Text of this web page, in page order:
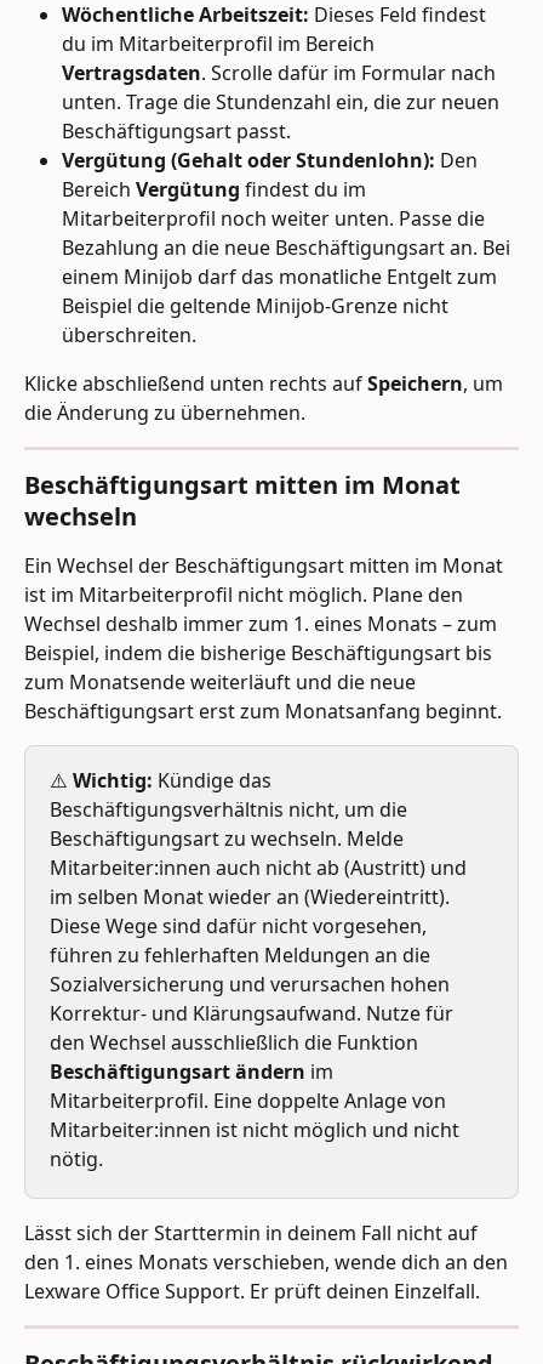
Wöchentliche Arbeitszeit: Dieses Feld findest
du im Mitarbeiterprofil im Bereich
Vertragsdaten. Scrolle dafür im Formular nach
unten. Trage die Stundenzahl ein, die zur neuen
Beschäftigungsart passt.
Vergütung (Gehalt oder Stundenlohn): Den
Bereich Vergütung findest du im
Mitarbeiterprofil noch weiter unten. Passe die
Bezahlung an die neue Beschäftigungsart an. Bei
einem Minijob darf das monatliche Entgelt zum
Beispiel die geltende Minijob-Grenze nicht
überschreiten.
Klicke abschließend unten rechts auf Speichern, um
die Änderung zu übernehmen.
Beschäftigungsart mitten im Monat
wechseln
Ein Wechsel der Beschäftigungsart mitten im Monat
ist im Mitarbeiterprofil nicht möglich. Plane den
Wechsel deshalb immer zum 1. eines Monats – zum
Beispiel, indem die bisherige Beschäftigungsart bis
zum Monatsende weiterläuft und die neue
Beschäftigungsart erst zum Monatsanfang beginnt.
⚠️ Wichtig: Kündige das
Beschäftigungsverhältnis nicht, um die
Beschäftigungsart zu wechseln. Melde
Mitarbeiter:innen auch nicht ab (Austritt) und
im selben Monat wieder an (Wiedereintritt).
Diese Wege sind dafür nicht vorgesehen,
führen zu fehlerhaften Meldungen an die
Sozialversicherung und verursachen hohen
Korrektur- und Klärungsaufwand. Nutze für
den Wechsel ausschließlich die Funktion
Beschäftigungsart ändern im
Mitarbeiterprofil. Eine doppelte Anlage von
Mitarbeiter:innen ist nicht möglich und nicht
nötig.
Lässt sich der Starttermin in deinem Fall nicht auf
den 1. eines Monats verschieben, wende dich an den
Lexware Office Support. Er prüft deinen Einzelfall.